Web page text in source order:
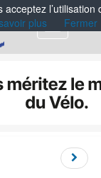
Menu
plus
Fermer